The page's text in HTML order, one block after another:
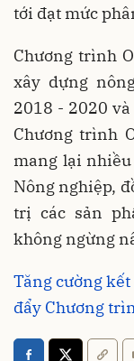
tới đạt mức
Chương trình
xây dựng
2018 - 2020
Chương trình
mang lại
Nông nghiệp,
trị các sản
không ngừng
Tăng cường
đẩy Chương